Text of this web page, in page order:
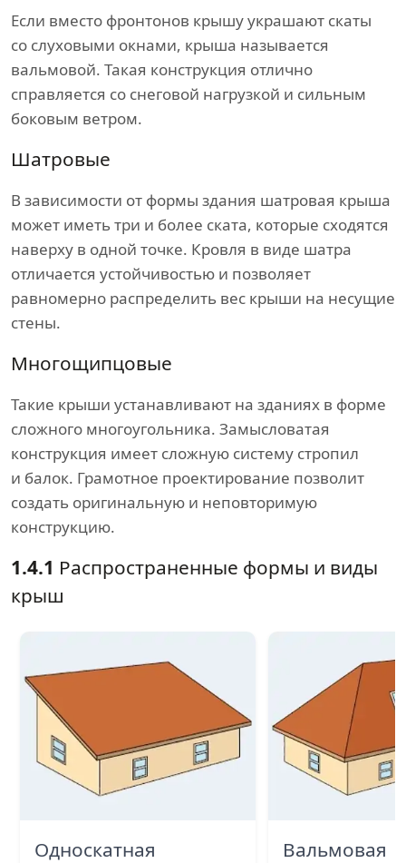
Если вместо фронтонов крышу украшают скаты
со слуховыми окнами, крыша называется
вальмовой. Такая конструкция отлично
справляется со снеговой нагрузкой и сильным
боковым ветром.
Шатровые
В зависимости от формы здания шатровая крыша
может иметь три и более ската, которые сходятся
наверху в одной точке. Кровля в виде шатра
отличается устойчивостью и позволяет
равномерно распределить вес крыши на несущие
стены.
Многощипцовые
Такие крыши устанавливают на зданиях в форме
сложного многоугольника. Замысловатая
конструкция имеет сложную систему стропил
и балок. Грамотное проектирование позволит
создать оригинальную и неповторимую
конструкцию.
1.4.1 Распространенные формы и виды
крыш
Односкатная Вальмовая